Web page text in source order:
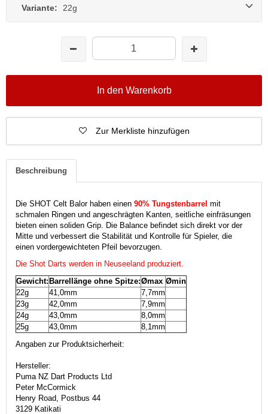
Variante: 22g
In den Warenkorb
Zur Merkliste hinzufügen
Beschreibung
Die SHOT Celt Balor haben einen 90% Tungstenbarrel mit
schmalen Ringen und angeschrägten Kanten, seitliche einfräsungen
bieten einen soliden Grip. Die Balance befindet sich direkt vor der
Mitte und verbessert die Stabilität und Kontrolle für Spieler, die
einen vordergewichteten Pfeil bevorzugen.
Die Shot Darts werden in Neuseeland produziert.
Gewicht:Barrellänge ohne Spitze:Ømax Ømin
22g
41,0mm
7,7mm
23g
42,0mm
7,9mm
24g
43,0mm
8,0mm
25g
43,0mm
8,1mm
Angaben zur Produktsicherheit:
Hersteller:
Puma NZ Dart Products Ltd
Peter McCormick
Henry Road, Postbus 44
3129 Katikati